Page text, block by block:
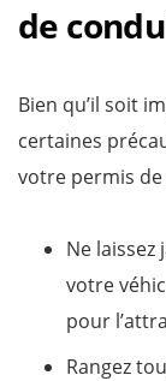
de
Bien qu’il soit
certaines
votre permis
Ne
votre
pour
Rangez